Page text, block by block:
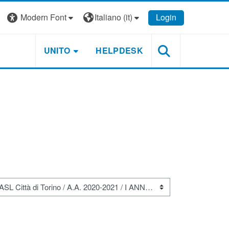
Modern Font Italiano ‎(it)‎ Login
UNITO HELPDESK